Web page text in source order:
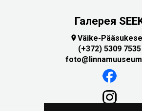
Галерея
Väike-
(+372) 5309 7535